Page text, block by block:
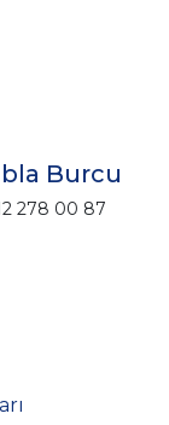
Burcu
278 00 87